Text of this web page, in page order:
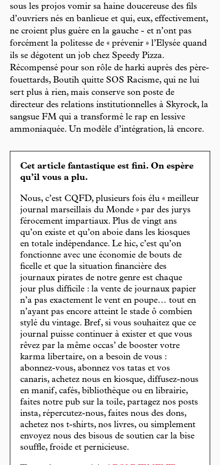
sous les projos vomir sa haine doucereuse des fils
d’ouvriers nés en banlieue et qui, eux, effectivement,
ne croient plus guère en la gauche - et n’ont pas
forcément la politesse de « prévenir » l’Elysée quand
ils se dégotent un job chez Speedy Pizza.
Récompensé pour son rôle de harki auprès des père-
fouettards, Boutih quitte SOS Racisme, qui ne lui
sert plus à rien, mais conserve son poste de
directeur des relations institutionnelles à Skyrock, la
sangsue FM qui a transformé le rap en lessive
ammoniaquée. Un modèle d’intégration, là encore.
Cet article fantastique est fini. On espère
qu’il vous a plu.
Nous, c’est CQFD, plusieurs fois élu « meilleur
journal marseillais du Monde » par des jurys
férocement impartiaux. Plus de vingt ans
qu’on existe et qu’on aboie dans les kiosques
en totale indépendance. Le hic, c’est qu’on
fonctionne avec une économie de bouts de
ficelle et que la situation financière des
journaux pirates de notre genre est chaque
jour plus difficile : la vente de journaux papier
n’a pas exactement le vent en poupe… tout en
n’ayant pas encore atteint le stade ô combien
stylé du vintage. Bref, si vous souhaitez que ce
journal puisse continuer à exister et que vous
rêvez par la même occas’ de booster votre
karma libertaire, on a besoin de vous :
abonnez-vous, abonnez vos tatas et vos
canaris, achetez nous en kiosque, diffusez-nous
en manif, cafés, bibliothèque ou en librairie,
faites notre pub sur la toile, partagez nos posts
insta, répercutez-nous, faites nous des dons,
achetez nos t-shirts, nos livres, ou simplement
envoyez nous des bisous de soutien car la bise
souffle, froide et pernicieuse.